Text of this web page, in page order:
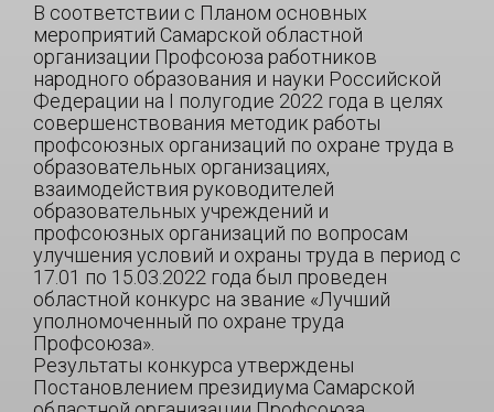
В соответствии с Планом основных
мероприятий Самарской областной
организации Профсоюза работников
народного образования и науки Российской
Федерации на I полугодие 2022 года в целях
совершенствования методик работы
профсоюзных организаций по охране труда в
образовательных организациях,
взаимодействия руководителей
образовательных учреждений и
профсоюзных организаций по вопросам
улучшения условий и охраны труда в период с
17.01 по 15.03.2022 года был проведен
областной конкурс на звание «Лучший
уполномоченный по охране труда
Профсоюза».
Результаты конкурса утверждены
Постановлением президиума Самарской